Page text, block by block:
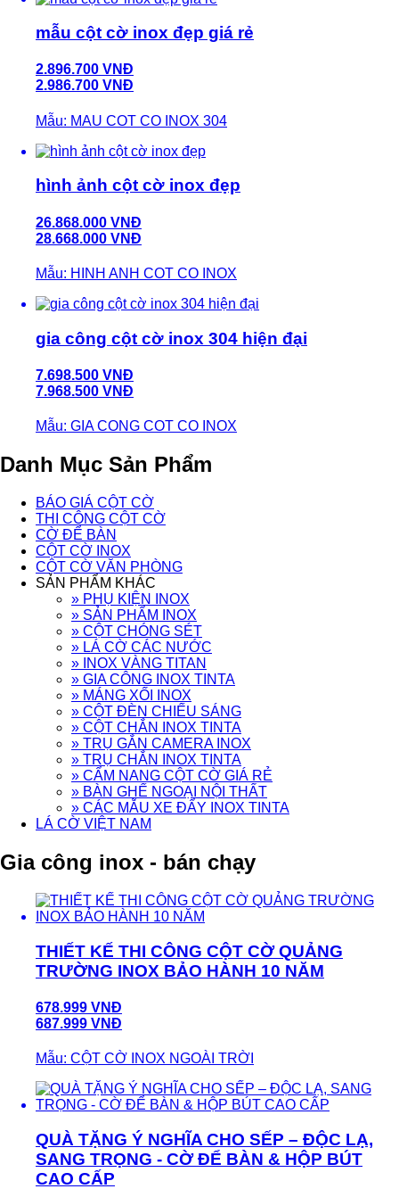
mẫu cột cờ inox đẹp giá rẻ
2.896.700 VNĐ
2.986.700 VNĐ
Mẫu: MAU COT CO INOX 304
hình ảnh cột cờ inox đẹp
26.868.000 VNĐ
28.668.000 VNĐ
Mẫu: HINH ANH COT CO INOX
gia công cột cờ inox 304 hiện đại
7.698.500 VNĐ
7.968.500 VNĐ
Mẫu: GIA CONG COT CO INOX
Danh Mục Sản Phẩm
BÁO GIÁ CỘT CỜ
THI CÔNG CỘT CỜ
CỜ ĐỂ BÀN
CỘT CỜ INOX
CỘT CỜ VĂN PHÒNG
SẢN PHẨM KHÁC
» PHỤ KIỆN INOX
» SẢN PHẨM INOX
» CỘT CHÓNG SÉT
» LÁ CỜ CÁC NƯỚC
» INOX VÀNG TITAN
» GIA CÔNG INOX TINTA
» MÁNG XỐI INOX
» CỘT ĐÈN CHIẾU SÁNG
» CỘT CHẮN INOX TINTA
» TRỤ GẮN CAMERA INOX
» TRỤ CHẮN INOX TINTA
» CẨM NANG CỘT CỜ GIÁ RẺ
» BÀN GHẾ NGOẠI NỘI THẤT
» CÁC MẪU XE ĐẨY INOX TINTA
LÁ CỜ VIỆT NAM
Gia công inox - bán chạy
THIẾT KẾ THI CÔNG CỘT CỜ QUẢNG
TRƯỜNG INOX BẢO HÀNH 10 NĂM
678.999 VNĐ
687.999 VNĐ
Mẫu: CỘT CỜ INOX NGOÀI TRỜI
QUÀ TẶNG Ý NGHĨA CHO SẾP – ĐỘC LẠ,
SANG TRỌNG - CỜ ĐỂ BÀN & HỘP BÚT
CAO CẤP